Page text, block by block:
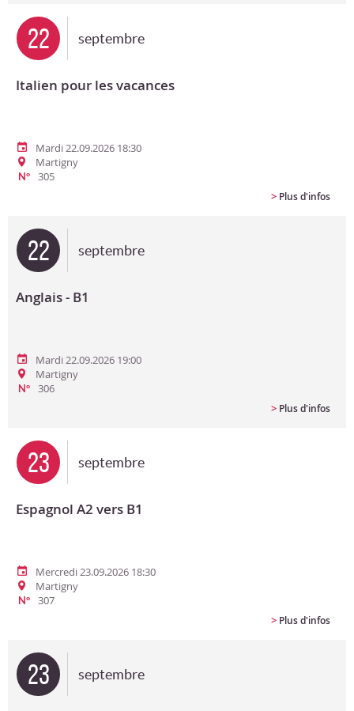
22 septembre
Italien pour les vacances
Mardi 22.09.2026 18:30
Martigny
N°
305
> Plus d'infos
22 septembre
Anglais - B1
Mardi 22.09.2026 19:00
Martigny
N°
306
> Plus d'infos
23 septembre
Espagnol A2 vers B1
Mercredi 23.09.2026 18:30
Martigny
N°
307
> Plus d'infos
23 septembre